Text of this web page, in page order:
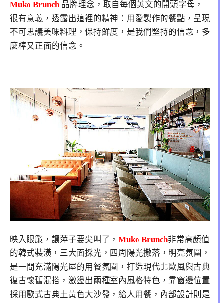
Muko Brunch 品牌理念，取自每個英文的開頭字母，
很有意義，透露出這裡的精神：用愛製作的餐點，呈現
不可思議美味料理，保持鮮度，是我們堅持的信念，多
麼棒又正面的信念。
映入眼簾，讓萍子要尖叫了， Muko Brunch非常高顏值
的韓式裝潢，三大面採光，四周陽光撒落，明亮氛圍，
是一間充滿陽光屋的用餐氛圍，打造現代北歐風與古典
復古懷舊混搭，激盪出兩種室內風格特色，靠窗邊位置
採用歐式古典土黃色大沙發，給人用餐，內部設計則是